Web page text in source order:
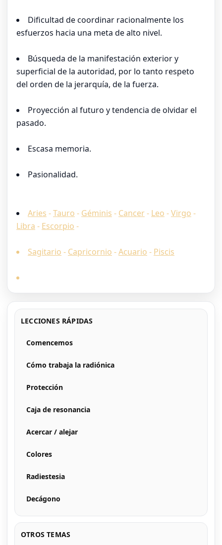
Dificultad de coordinar racionalmente los
esfuerzos hacia una meta de alto nivel.
Búsqueda de la manifestación exterior y
superficial de la autoridad, por lo tanto respeto
del orden de la jerarquía, de la fuerza.
Proyección al futuro y tendencia de olvidar el
pasado.
Escasa memoria.
Pasionalidad.
Aries -Tauro - Géminis - Cancer- Leo -Virgo -
Libra - Escorpio -
Sagitario - Capricornio -Acuario - Piscis
LECCIONES RÁPIDAS
Comencemos
Cómo trabaja la radiónica
Protección
Caja de resonancia
Acercar / alejar
Colores
Radiestesia
Decágono
OTROS TEMAS